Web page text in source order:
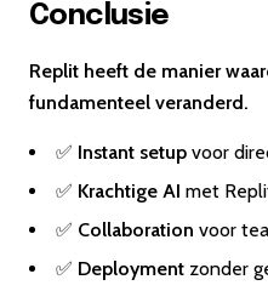
Conclusie
Replit heeft de manier
fundamenteel veranderd.
✅ Instant setup voor
✅ Krachtige AI met
✅ Collaboration voor
✅ Deployment zonder